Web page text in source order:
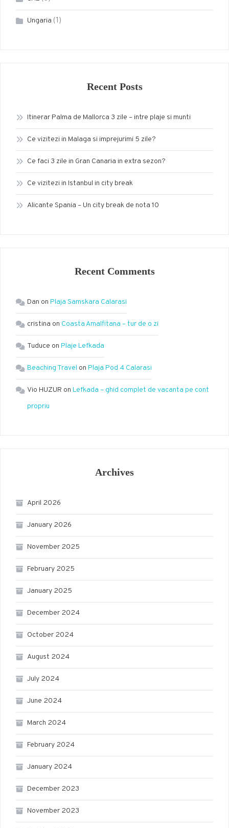
Ungaria (1)
Recent Posts
Itinerar Palma de Mallorca 3 zile – intre plaje si munti
Ce vizitezi in Malaga si imprejurimi 5 zile?
Ce faci 3 zile in Gran Canaria in extra sezon?
Ce vizitezi in Istanbul in city break
Alicante Spania – Un city break de nota 10
Recent Comments
Dan on Plaja Samskara Calarasi
cristina on Coasta Amalfitana – tur de o zi
Tuduce on Plaje Lefkada
Beaching Travel on Plaja Pod 4 Calarasi
Vio HUZUR on Lefkada – ghid complet de vacanta pe cont
propriu
Archives
April 2026
January 2026
November 2025
February 2025
January 2025
December 2024
October 2024
August 2024
July 2024
June 2024
March 2024
February 2024
January 2024
December 2023
November 2023